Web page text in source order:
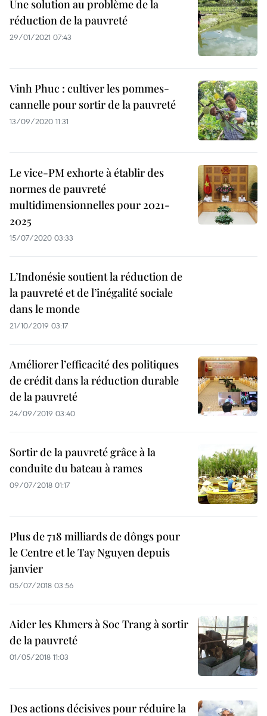
Une solution au problème de la
réduction de la pauvreté
29/01/2021 07:43
Vinh Phuc : cultiver les pommes-
cannelle pour sortir de la pauvreté
13/09/2020 11:31
Le vice-PM exhorte à établir des
normes de pauvreté
multidimensionnelles pour 2021-
2025
15/07/2020 03:33
L’Indonésie soutient la réduction de
la pauvreté et de l’inégalité sociale
dans le monde
21/10/2019 03:17
Améliorer l’efficacité des politiques
de crédit dans la réduction durable
de la pauvreté
24/09/2019 03:40
Sortir de la pauvreté grâce à la
conduite du bateau à rames
09/07/2018 01:17
Plus de 718 milliards de dôngs pour
le Centre et le Tay Nguyen depuis
janvier
05/07/2018 03:56
Aider les Khmers à Soc Trang à sortir
de la pauvreté
01/05/2018 11:03
Des actions décisives pour réduire la